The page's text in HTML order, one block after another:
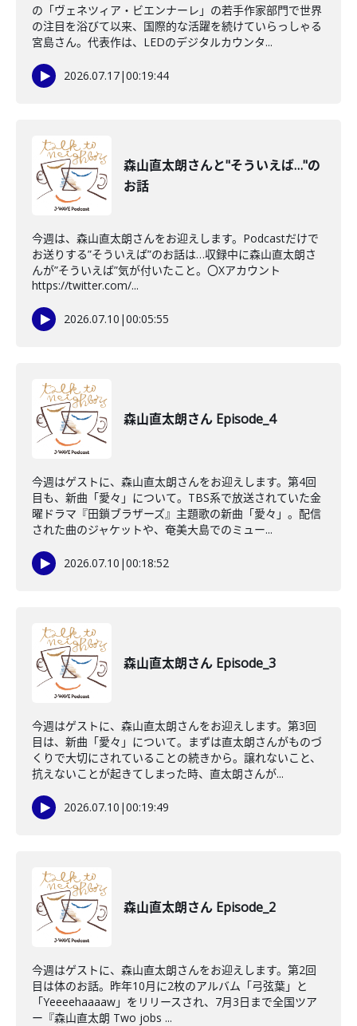
の「ヴェネツィア・ビエンナーレ」の若手作家部門で世界
の注目を浴びて以来、国際的な活躍を続けていらっしゃる
宮島さん。代表作は、LEDのデジタルカウンタ...
2026.07.17|00:19:44
森山直太朗さんと"そういえば…"の
お話
今週は、森山直太朗さんをお迎えします。Podcastだけで
お送りする”そういえば”のお話は…収録中に森山直太朗さ
んが”そういえば”気が付いたこと。〇Xアカウント
https://twitter.com/...
2026.07.10 |00:05:55
森山直太朗さん Episode_4
今週はゲストに、森山直太朗さんをお迎えします。第4回
目も、新曲「愛々」について。TBS系で放送されていた金
曜ドラマ『田鎖ブラザーズ』主題歌の新曲「愛々」。配信
された曲のジャケットや、奄美大島でのミュー...
2026.07.10 |00:18:52
森山直太朗さん Episode_3
今週はゲストに、森山直太朗さんをお迎えします。第3回
目は、新曲「愛々」について。まずは直太朗さんがものづ
くりで大切にされていることの続きから。譲れないこと、
抗えないことが起きてしまった時、直太朗さんが...
2026.07.10 |00:19:49
森山直太朗さん Episode_2
今週はゲストに、森山直太朗さんをお迎えします。第2回
目は体のお話。昨年10月に2枚のアルバム「弓弦葉」と
「Yeeeehaaaaw」をリリースされ、7月3日まで全国ツア
ー『森山直太朗 Two jobs ...